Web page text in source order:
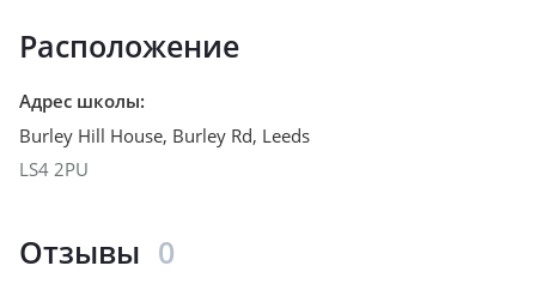
Расположение
Адрес школы:
Burley Hill House, Burley Rd, Leeds
LS4 2PU
Отзывы 0